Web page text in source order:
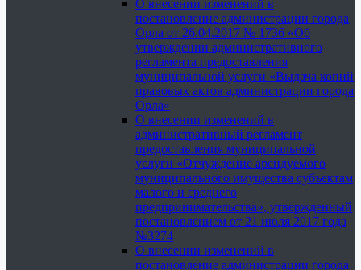
О внесении изменений в
постановление администрации города
Орла от 26.04.2017 № 1736 «Об
утверждении административного
регламента предоставления
муниципальной услуги «Выдача копий
правовых актов администрации города
Орла»
О внесении изменений в
административный регламент
предоставления муниципальной
услуги «Отчуждение арендуемого
муниципального имущества субъектам
малого и среднего
предпринимательства», утвержденный
постановлением от 21 июля 2017 года
№3274
О внесении изменений в
постановление администрации города